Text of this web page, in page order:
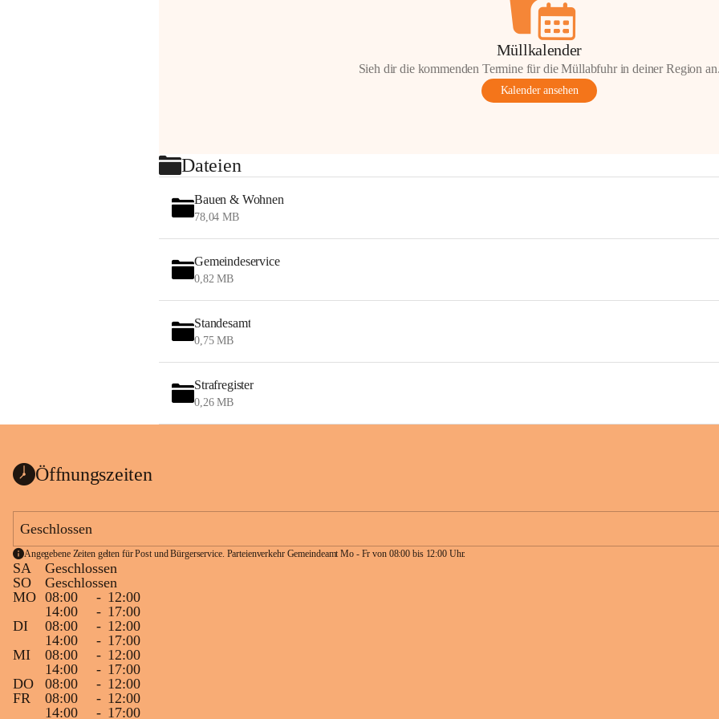
Müllkalender
Sieh dir die kommenden Termine für die Müllabfuhr in deiner Region
Kalender ansehen
Dateien
Bauen & Wohnen
78,04 MB
Gemeindeservice
0,82 MB
Standesamt
0,75 MB
Strafregister
0,26 MB
Öffnungszeiten
Geschlossen
Angegebene Zeiten gelten für Post und Bürgerservice. Parteienverkehr Gemeindeamt Mo - Fr von 08:00 bis 12:00 Uhr.
SA
Geschlossen
SO
Geschlossen
MO 08:00 - 12:00
14:00
- 17:00
DI
08:00 - 12:00
14:00
- 17:00
MI
08:00 - 12:00
14:00
- 17:00
DO
08:00 - 12:00
FR
08:00 - 12:00
14:00
- 17:00